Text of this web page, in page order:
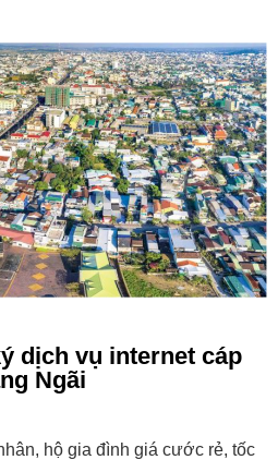
dịch vụ internet cáp
Ngãi
hộ gia đình giá cước rẻ, tốc